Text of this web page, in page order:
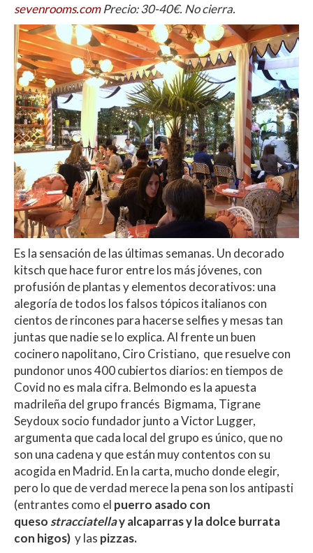
sevenrooms.comPrecio: 30-40€. No cierra.
Es la sensación de las últimas semanas. Un decorado
kitsch que hace furor entre los más jóvenes, con
profusión de plantas y elementos decorativos: una
alegoría de todos los falsos tópicos italianos con
cientos de rincones para hacerse selfies y mesas tan
juntas que nadie se lo explica. Al frente un buen
cocinero napolitano, Ciro Cristiano, que resuelve con
pundonor unos 400 cubiertos diarios: en tiempos de
Covid no es mala cifra. Belmondo es la apuesta
madrileña del grupo francés Bigmama, Tigrane
Seydoux socio fundador junto a Victor Lugger,
argumenta que cada local del grupo es único, que no
son una cadena y que están muy contentos con su
acogida en Madrid. En la carta, mucho donde elegir,
pero lo que de verdad merece la pena son los antipasti
(entrantes como el puerro asado con
queso stracciatellay alcaparras y la dolce burrata
con higos) y las pizzas.